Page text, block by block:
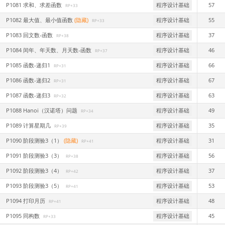
P1081 求和、求差函数 RP+33 程序设计基础 57
P1082 最大值、最小值函数(隐藏) RP+33 程序设计基础 55
P1083 回文数-函数 RP+38 程序设计基础 37
P1084 闰年、年天数、月天数-函数 RP+37 程序设计基础 46
P1085 函数-递归1 RP+31 程序设计基础 66
P1086 函数-递归2 RP+31 程序设计基础 67
P1087 函数-递归3 RP+32 程序设计基础 63
P1088 Hanoi（汉诺塔）问题 RP+34 程序设计基础 49
P1089 计算星期几 RP+39 程序设计基础 35
P1090 阶段测验3（1）(隐藏) RP+41 程序设计基础 31
P1091 阶段测验3（3） RP+38 程序设计基础 56
P1092 阶段测验3（4） RP+42 程序设计基础 37
P1093 阶段测验3（5） RP+41 程序设计基础 53
P1094 打印月历 RP+41 程序设计基础 48
P1095 同构数 RP+33 程序设计基础 45